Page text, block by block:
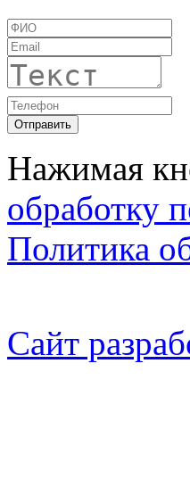
Нажимая
обработку
Политика
Сайт